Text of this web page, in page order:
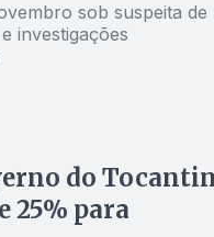
sob suspeita de
investigações
do
25% para